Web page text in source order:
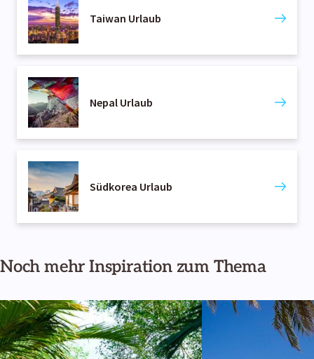
Taiwan Urlaub
Nepal Urlaub
Südkorea Urlaub
Noch mehr Inspiration zum Thema